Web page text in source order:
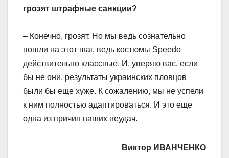
грозят штрафные санкции?
– Конечно, грозят. Но мы ведь сознательно
пошли на этот шаг, ведь костюмы Speedo
действительно классные. И, уверяю вас, если
бы не они, результаты украинских пловцов
были бы еще хуже. К сожалению, мы не успели
к ним полностью адаптироваться. И это еще
одна из причин наших неудач.
Виктор ИВАНЧЕНКО